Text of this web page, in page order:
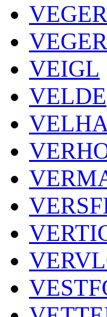
VEGER
VEIGL
VELDE